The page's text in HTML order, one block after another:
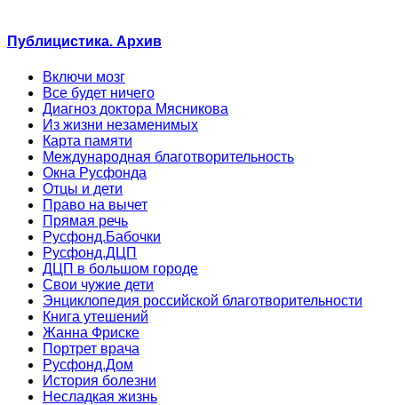
Публицистика. Архив
Включи мозг
Все будет ничего
Диагноз доктора Мясникова
Из жизни незаменимых
Карта памяти
Международная благотворительность
Окна Русфонда
Отцы и дети
Право на вычет
Прямая речь
Русфонд.Бабочки
Русфонд.ДЦП
ДЦП в большом городе
Свои чужие дети
Энциклопедия российской благотворительности
Книга утешений
Жанна Фриске
Портрет врача
Русфонд.Дом
История болезни
Несладкая жизнь